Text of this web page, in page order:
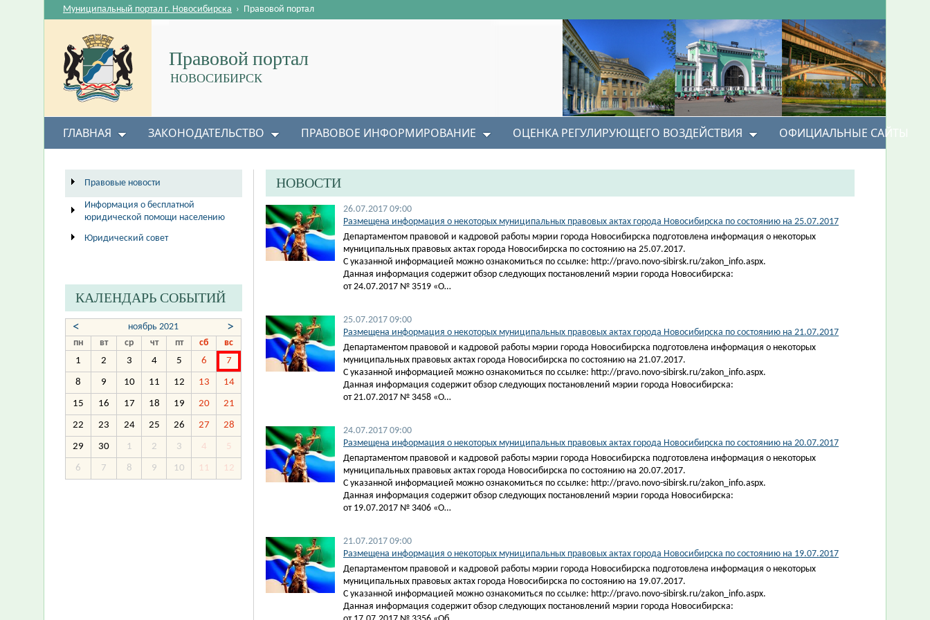
Правовой портал
НОВОСИБИРСК
Муниципальный портал г. Новосибирска › Правовой портал
ГЛАВНАЯ ЗАКОНОДАТЕЛЬСТВО ПРАВОВОЕ ИНФОРМИРОВАНИЕ ОЦЕНКА РЕГУЛИРУЮЩЕГО ВОЗДЕЙСТВИЯ ОФИЦИАЛЬНЫЕ САЙТЫ
НОВОСТИ
26.07.2017 09:00
Размещена информация о некоторых муниципальных правовых актах города Новосибирска по состоянию на 25.07.2017
Департаментом правовой и кадровой работы мэрии города Новосибирска подготовлена информация о некоторых
муниципальных правовых актах города Новосибирска по состоянию на 25.07.2017.
С указанной информацией можно ознакомиться по ссылке: http://pravo.novo-sibirsk.ru/zakon_info.aspx.
Данная информация содержит обзор следующих постановлений мэрии города Новосибирска:
от 24.07.2017 № 3519 «О…
25.07.2017 09:00
Размещена информация о некоторых муниципальных правовых актах города Новосибирска по состоянию на 21.07.2017
Департаментом правовой и кадровой работы мэрии города Новосибирска подготовлена информация о некоторых
муниципальных правовых актах города Новосибирска по состоянию на 21.07.2017.
С указанной информацией можно ознакомиться по ссылке: http://pravo.novo-sibirsk.ru/zakon_info.aspx.
Данная информация содержит обзор следующих постановлений мэрии города Новосибирска:
от 21.07.2017 № 3458 «О…
24.07.2017 09:00
Размещена информация о некоторых муниципальных правовых актах города Новосибирска по состоянию на 20.07.2017
Департаментом правовой и кадровой работы мэрии города Новосибирска подготовлена информация о некоторых
муниципальных правовых актах города Новосибирска по состоянию на 20.07.2017.
С указанной информацией можно ознакомиться по ссылке: http://pravo.novo-sibirsk.ru/zakon_info.aspx.
Данная информация содержит обзор следующих постановлений мэрии города Новосибирска:
от 19.07.2017 № 3406 «О…
21.07.2017 09:00
Размещена информация о некоторых муниципальных правовых актах города Новосибирска по состоянию на 19.07.2017
Департаментом правовой и кадровой работы мэрии города Новосибирска подготовлена информация о некоторых
муниципальных правовых актах города Новосибирска по состоянию на 19.07.2017.
С указанной информацией можно ознакомиться по ссылке: http://pravo.novo-sibirsk.ru/zakon_info.aspx.
Данная информация содержит обзор следующих постановлений мэрии города Новосибирска:
Правовые новости
Информация о бесплатной
юридической помощи населению
Юридический совет
КАЛЕНДАРЬ СОБЫТИЙ
< ноябрь 2021 >
пн вт ср чт пт сб
вс
1
2 3 4 5 6 7
8 9 10 11 12 13 14
15 16 17 18 19 20 21
22 23 24 25 26 27 28
29 30 1 2 3 4 5
6 7 8 9 10 11 12